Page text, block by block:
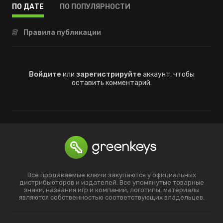
ПО ДАТЕ ПО ПОПУЛЯРНОСТИ
Правила публикации
Войдите или зарегистрируйте аккаунт, чтобы
оставить комментарий.
Все продаваемые ключи закупаются у официальных
дистрибьюторов и издателей. Все упомянутые товарные
знаки, названия игр и компаний, логотипы, материалы
являются собственностью соответствующих владельцев.